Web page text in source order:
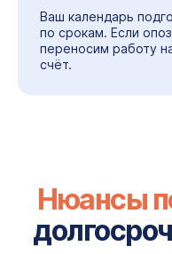
Ваш календарь
по срокам. Если
переносим работу
счёт.
Нюансы